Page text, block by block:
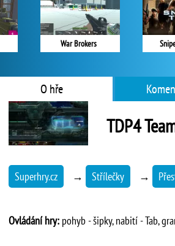
War Brokers
O hře
TDP4
Superhry.cz → Střílečky →
Ovládání hry: pohyb - šipky, nabití - Tab,